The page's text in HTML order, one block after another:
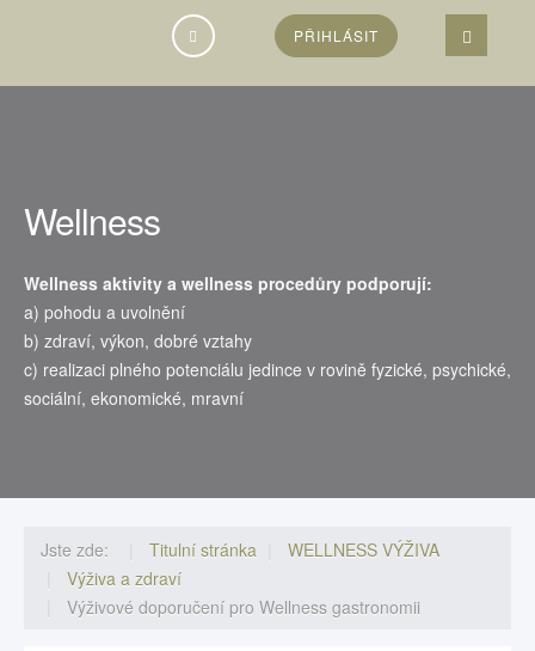
PŘIHLÁSIT
Wellness
Wellness aktivity a wellness procedůry podporují:
a) pohodu a uvolnění
b) zdraví, výkon, dobré vztahy
c) realizaci plného potenciálu jedince v rovině fyzické, psychické,
sociální, ekonomické, mravní
Jste zde: Titulní stránka
WELLNESS VÝŽIVA
Výživa a zdraví
Výživové doporučení pro Wellness gastronomii